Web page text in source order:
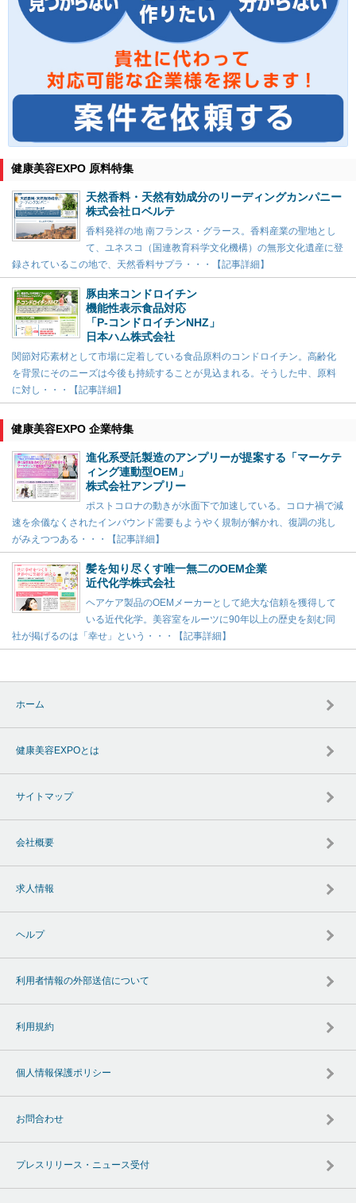
健康美容EXPO 原料特集
天然香料・天然有効成分のリーディングカンパニー
株式会社ロベルテ
香料発祥の地 南フランス・グラース。香料産業の聖地とし
て、ユネスコ（国連教育科学文化機構）の無形文化遺産に登
録されているこの地で、天然香料サプラ・・・【記事詳細】
豚由来コンドロイチン
機能性表示食品対応
「P-コンドロイチンNHZ」
日本ハム株式会社
関節対応素材として市場に定着している食品原料のコンドロイチン。高齢化
を背景にそのニーズは今後も持続することが見込まれる。そうした中、原料
に対し・・・【記事詳細】
健康美容EXPO 企業特集
進化系受託製造のアンプリーが提案する「マーケテ
ィング連動型OEM」
株式会社アンプリー
ポストコロナの動きが水面下で加速している。コロナ禍で減
速を余儀なくされたインバウンド需要もようやく規制が解かれ、復調の兆し
がみえつつある・・・【記事詳細】
髪を知り尽くす唯一無二のOEM企業
近代化学株式会社
ヘアケア製品のOEMメーカーとして絶大な信頼を獲得して
いる近代化学。美容室をルーツに90年以上の歴史を刻む同
社が掲げるのは「幸せ」という・・・【記事詳細】
ホーム
健康美容EXPOとは
サイトマップ
会社概要
求人情報
ヘルプ
利用者情報の外部送信について
利用規約
個人情報保護ポリシー
お問合わせ
プレスリリース・ニュース受付